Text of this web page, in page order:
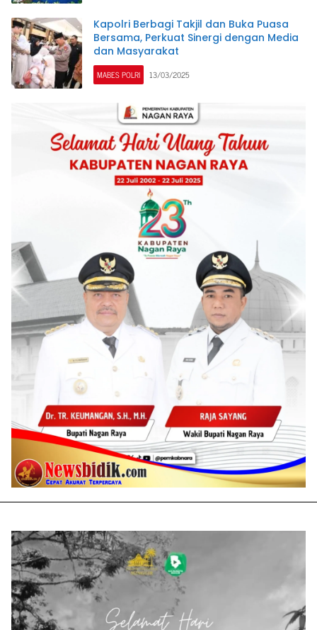
Kapolri Berbagi Takjil dan Buka Puasa
Bersama, Perkuat Sinergi dengan Media
dan Masyarakat
MABES POLRI 13/03/2025